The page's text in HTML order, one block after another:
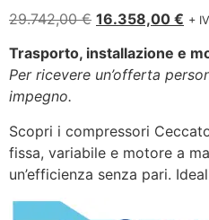
29.742,00€ 16.358,00 € +
Trasporto, installazione e
Per ricevere un’offerta
impegno.
Scopri i compressori
fissa, variabile e motore a
un’efficienza senza pari.